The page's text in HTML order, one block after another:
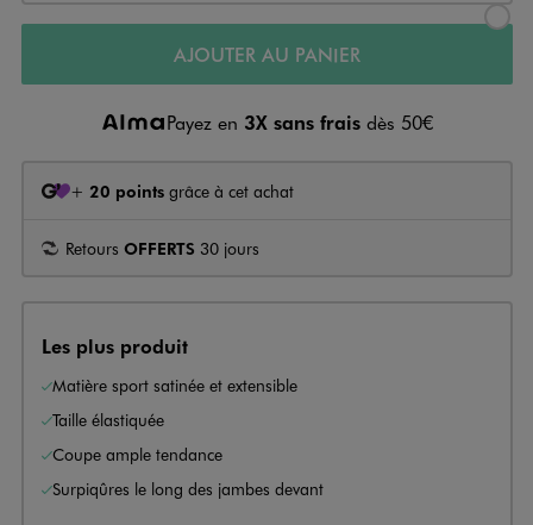
AJOUTER AU PANIER
Payez en 3X sans frais dès 50€
+ 20 points grâce à cet achat
Retours OFFERTS 30 jours
Les plus produit
Matière sport satinée et extensible
Taille élastiquée
Coupe ample tendance
Surpiqûres le long des jambes devant